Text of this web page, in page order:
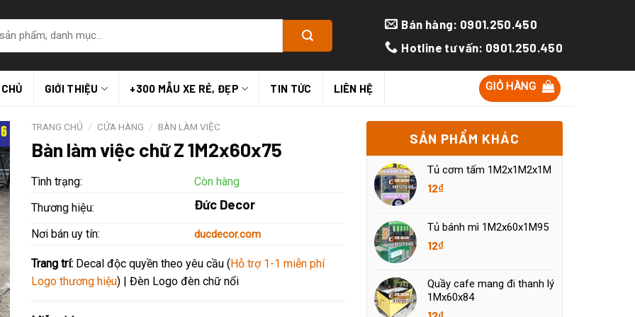
Bán hàng: 0901.250.450
Hotline tư vấn: 0901.250.450
GIỚI THIỆU +300 MẪU XE RẺ, ĐẸP TIN TỨC LIÊN HỆ GIỎ HÀNG
TRANG CHỦ / CỬA HÀNG / BÀN LÀM VIỆC
Bàn làm việc chữ Z 1M2x60x75
Tình trạng:
Còn hàng
Thương hiệu:
Đức Decor
Nơi bán uy tín: ducdecor.com
Trang trí: Decal độc quyền theo yêu cầu ( Hỗ trợ 1-1 miễn phí
Logo thương hiệu) | Đèn Logo đèn chữ nổi
SẢN PHẨM KHÁC
Tủ cơm tấm 1M2x1M2x1M
12₫
Tủ bánh mì 1M2x60x1M95
12₫
Quầy cafe mang đi thanh lý
1Mx60x84